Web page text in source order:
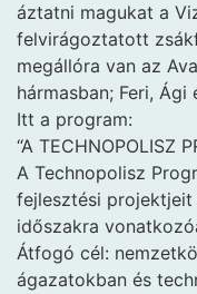
áztatni magukat a
felvirágoztatott
megállóra van az
hármasban; Feri, Ági
Itt a program:
“A TECHNOPOLISZ
A Technopolisz
fejlesztési
időszakra
Átfogó cél:
ágazatokban és